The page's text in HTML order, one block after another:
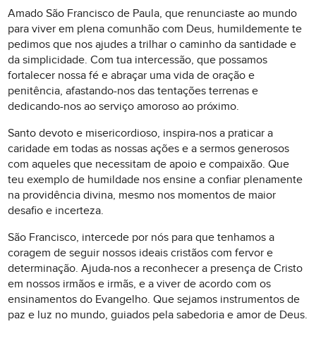
Amado São Francisco de Paula, que renunciaste ao mundo
para viver em plena comunhão com Deus, humildemente te
pedimos que nos ajudes a trilhar o caminho da santidade e
da simplicidade. Com tua intercessão, que possamos
fortalecer nossa fé e abraçar uma vida de oração e
penitência, afastando-nos das tentações terrenas e
dedicando-nos ao serviço amoroso ao próximo.
Santo devoto e misericordioso, inspira-nos a praticar a
caridade em todas as nossas ações e a sermos generosos
com aqueles que necessitam de apoio e compaixão. Que
teu exemplo de humildade nos ensine a confiar plenamente
na providência divina, mesmo nos momentos de maior
desafio e incerteza.
São Francisco, intercede por nós para que tenhamos a
coragem de seguir nossos ideais cristãos com fervor e
determinação. Ajuda-nos a reconhecer a presença de Cristo
em nossos irmãos e irmãs, e a viver de acordo com os
ensinamentos do Evangelho. Que sejamos instrumentos de
paz e luz no mundo, guiados pela sabedoria e amor de Deus.